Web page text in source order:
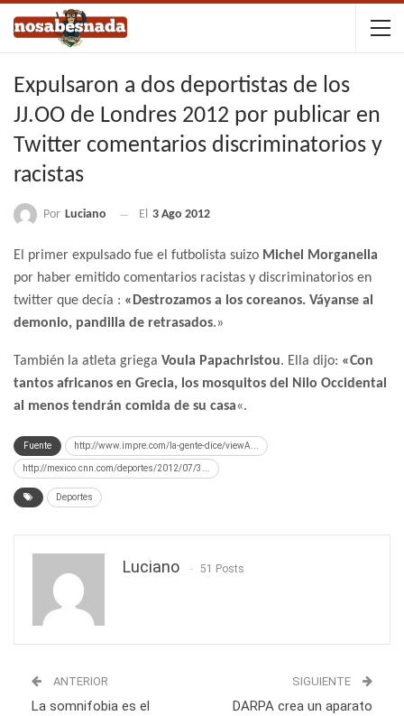
Expulsaron a dos deportistas de los
JJ.OO de Londres 2012 por publicar en
Twitter comentarios discriminatorios y
racistas
Por Luciano El 3 Ago 2012
El primer expulsado fue el futbolista suizo Michel Morganella
por haber emitido comentarios racistas y discriminatorios en
twitter que decía : «Destrozamos a los coreanos. Váyanse al
demonio, pandilla de retrasados.»
También la atleta griega Voula Papachristou. Ella dijo: «Con
tantos africanos en Grecia, los mosquitos del Nilo Occidental
al menos tendrán comida de su casa«.
Fuente http://www.impre.com/la-gente-dice/viewA...
http://mexico.cnn.com/deportes/2012/07/3...
Deportes
Luciano 51 Posts
ANTERIOR
La somnifobia es el
SIGUIENTE
DARPA crea un aparato